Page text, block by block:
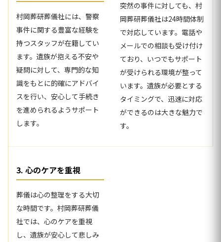
村岡葬研葬儀社には、警察
事件に関する豊富な経験を
持つスタッフが在籍してい
ます。遺族が抱える不安や
疑問に対して、専門的な知
識をもとに的確にアドバイ
スを行い、安心して手続き
を進められるようサポート
します。
突然の事件に対しても、村
岡葬研葬儀社は24時間体制
で対応しています。電話や
メールでの相談も受け付け
ており、いつでもサポート
が受けられる環境が整って
います。遺族が必要とする
タイミングで、迅速に対応
ができるのは大きな魅力で
す。
3. 心のケアを重視
葬儀は心の整理をする大切
な時間です。村岡葬研葬儀
社では、心のケアを重視
し、遺族が安心して悲しみ